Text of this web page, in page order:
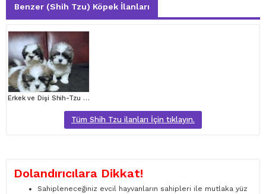
Benzer (Shih Tzu) Köpek İlanları
Erkek ve Dişi Shih-Tzu Yavruları Mevcut
Tüm Shih Tzu ilanları İçin tıklayın.
Dolandırıcılara Dikkat!
Sahipleneceğiniz evcil hayvanların sahipleri ile mutlaka yüz